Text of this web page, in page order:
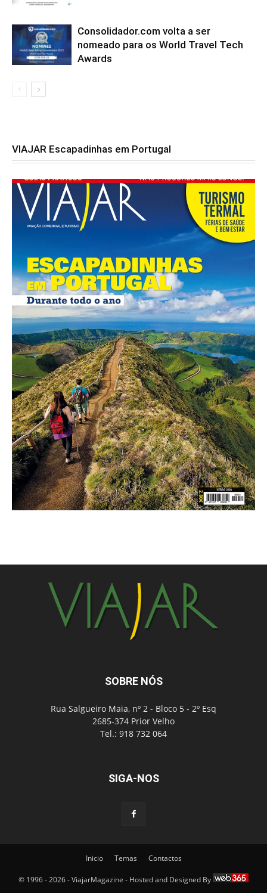
Consolidador.com volta a ser
nomeado para os World Travel Tech
Awards
VIAJAR Escapadinhas em Portugal
SOBRE NÓS
Rua Salgueiro Maia, nº 2 - Bloco 5 - 2º Esq
2685-374 Prior Velho
Tel.: 918 732 064
SIGA-NOS
Inicio Temas Contactos
© 1996 - 2026 - ViajarMagazine - Hosted and Designed By